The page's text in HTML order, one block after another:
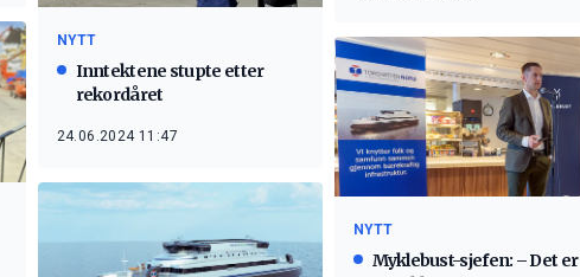
NYTT
Inntektene stupte etter
rekordåret
24.06.2024 11:47
NYTT
Myklebust-sjefen: – Det er